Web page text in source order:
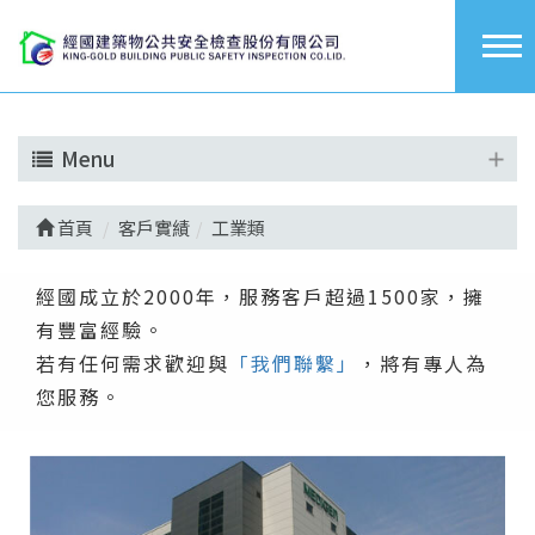
Menu
首頁 客戶實績 工業類
經國成立於2000年，服務客戶超過1500家，擁
有豐富經驗。
若有任何需求歡迎與 「我們聯繫」
，將有專人為
您服務。